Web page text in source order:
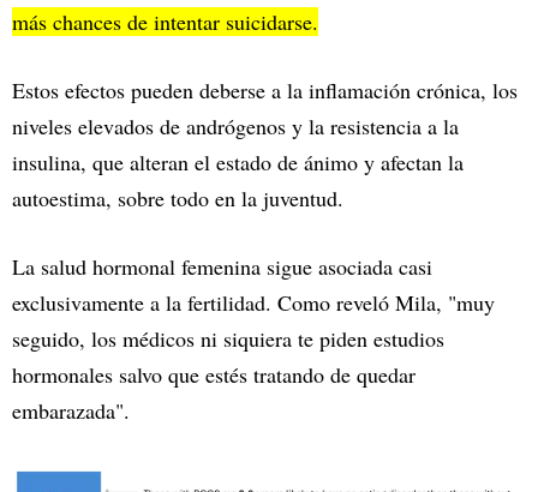
más chances de intentar suicidarse.
Estos efectos pueden deberse a la inflamación crónica, los
niveles elevados de andrógenos y la resistencia a la
insulina, que alteran el estado de ánimo y afectan la
autoestima, sobre todo en la juventud.
La salud hormonal femenina sigue asociada casi
exclusivamente a la fertilidad. Como reveló Mila, "muy
seguido, los médicos ni siquiera te piden estudios
hormonales salvo que estés tratando de quedar
embarazada".